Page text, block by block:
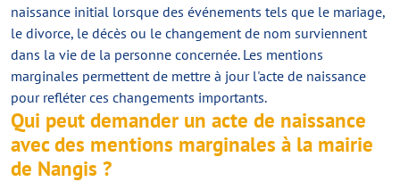
naissance initial lorsque des événements tels que le mariage,
le divorce, le décès ou le changement de nom surviennent
dans la vie de la personne concernée. Les mentions
marginales permettent de mettre à jour l'acte de naissance
pour refléter ces changements importants.
Qui peut demander un acte de naissance
avec des mentions marginales à la mairie
de Nangis ?